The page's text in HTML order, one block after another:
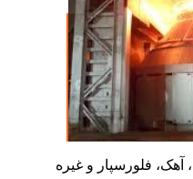
آهک، فلورسپار و غیره